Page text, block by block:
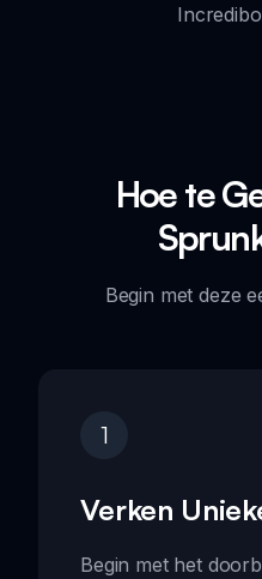
Hoe te
Begin met deze
1
Verken
Begin met het